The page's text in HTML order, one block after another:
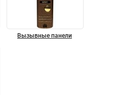
Вызывные панели